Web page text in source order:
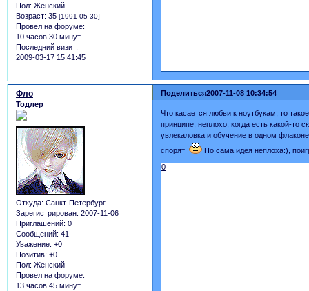
Пол: Женский
Возраст: 35 [1991-05-30]
Провел на форуме:
10 часов 30 минут
Последний визит:
2009-03-17 15:41:45
Поделиться2007-11-08 10:34:54
Фло
Тодлер
Откуда: Санкт-Петербург
Зарегистрирован: 2007-11-06
Приглашений: 0
Сообщений: 41
Уважение: +0
Позитив: +0
Пол: Женский
Провел на форуме:
13 часов 45 минут
Что касается любви к ноутбукам, то
принципе, неплохо, когда есть какой-то
увлекаловка и обучение в одном
спорят
Но сама идея неплоха:),
0